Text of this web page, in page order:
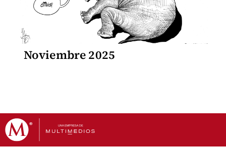
Noviembre 2025